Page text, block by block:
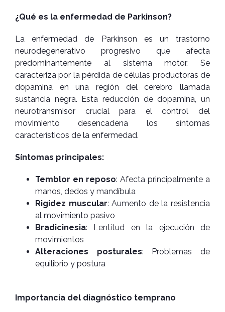
¿Qué es la enfermedad de Parkinson?
La enfermedad de Parkinson es un trastorno
neurodegenerativo progresivo que afecta
predominantemente al sistema motor. Se
caracteriza por la pérdida de células productoras de
dopamina en una región del cerebro llamada
sustancia negra. Esta reducción de dopamina, un
neurotransmisor crucial para el control del
movimiento desencadena los síntomas
característicos de la enfermedad.
Síntomas principales:
Temblor en reposo: Afecta principalmente a
manos, dedos y mandíbula
Rigidez muscular: Aumento de la resistencia
al movimiento pasivo
Bradicinesia: Lentitud en la ejecución de
movimientos
Alteraciones posturales: Problemas de
equilibrio y postura
Importancia del diagnóstico temprano